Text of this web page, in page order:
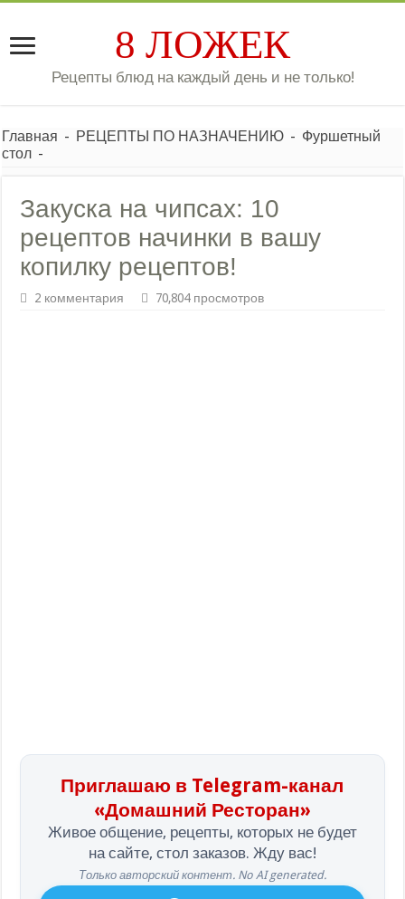
8 ЛОЖЕК
Рецепты блюд на каждый день и не только!
Главная - РЕЦЕПТЫ ПО НАЗНАЧЕНИЮ - Фуршетный
стол -
Закуска на чипсах: 10
рецептов начинки в вашу
копилку рецептов!
2 комментария 70,804 просмотров
Приглашаю в Telegram-канал
«Домашний Ресторан»
Живое общение, рецепты, которых не будет
на сайте, стол заказов. Жду вас!
Только авторский контент. No AI generated.